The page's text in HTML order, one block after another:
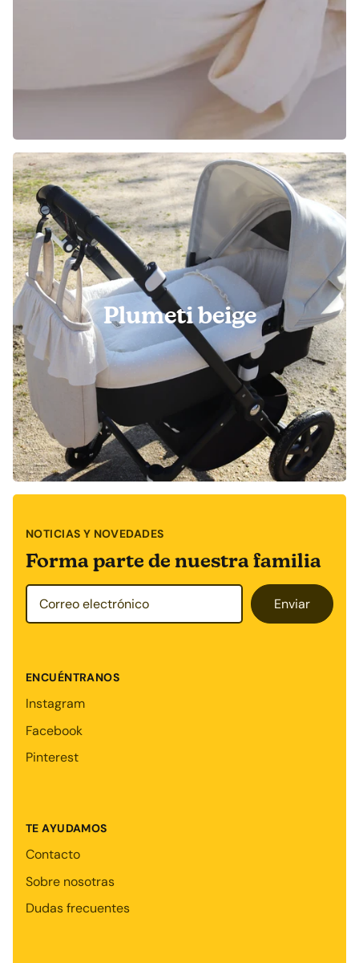
Plumeti beige
NOTICIAS Y NOVEDADES
Forma parte de nuestra familia
Enviar
ENCUÉNTRANOS
Instagram
Facebook
Pinterest
TE AYUDAMOS
Contacto
Sobre nosotras
Dudas frecuentes